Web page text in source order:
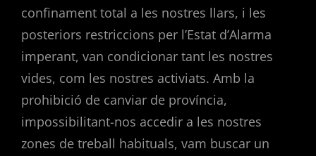
confinament total a les nostres llars, i les
posteriors restriccions per l’Estat d’Alarma
imperant, van condicionar tant les nostres
vides, com les nostres activiats. Amb la
prohibició de canviar de província,
impossibilitant-nos accedir a les nostres
zones de treball habituals, vam buscar un